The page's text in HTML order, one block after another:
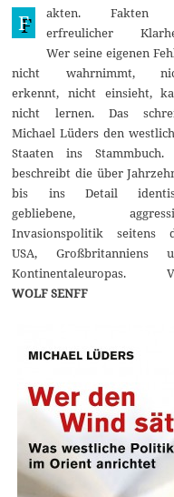
F
akten. Fakten
erfreulicher
Wer seine eigenen
nicht wahrnimmt,
erkennt, nicht einsieht,
nicht lernen. Das
Michael Lüders den
Staaten ins Stammbuch.
beschreibt die über
bis ins Detail
gebliebene,
Invasionspolitik seitens
USA, Großbritanniens
Kontinentaleuropas.
WOLF SENFF